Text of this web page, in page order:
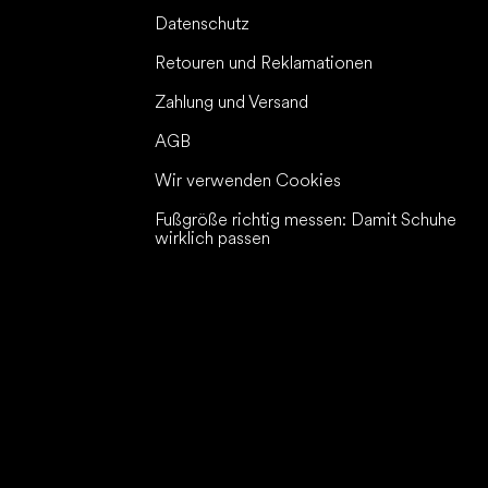
Datenschutz
Retouren und Reklamationen
Zahlung und Versand
AGB
Wir verwenden Cookies
Fußgröße richtig messen: Damit Schuhe
wirklich passen